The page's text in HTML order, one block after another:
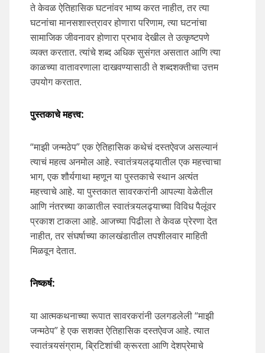
ते केवळ ऐतिहासिक घटनांवर भाष्य करत नाहीत, तर त्या
घटनांचा मानसशास्त्रावर होणारा परिणाम, त्या घटनांचा
सामाजिक जीवनावर होणारा प्रभाव देखील ते उत्कृष्टपणे
व्यक्त करतात. त्यांचे शब्द अधिक सुसंगत असतात आणि त्या
काळच्या वातावरणाला दाखवण्यासाठी ते शब्दशक्तीचा उत्तम
उपयोग करतात.
पुस्तकाचेमहत्त्व:
“माझी जन्मठेप” एक ऐतिहासिक कथेचं दस्तऐवज असल्यानं
त्याचं महत्व अनमोल आहे. स्वातंत्र्यलढ्यातील एक महत्त्वाचा
भाग, एक शौर्यगाथा म्हणून या पुस्तकाचे स्थान अत्यंत
महत्त्वाचे आहे. या पुस्तकात सावरकरांनी आपल्या वेळेतील
आणि नंतरच्या काळातील स्वातंत्र्यलढ्याच्या विविध पैलूंवर
प्रकाश टाकला आहे. आजच्या पिढीला ते केवळ प्रेरणा देत
नाहीत, तर संघर्षाच्या कालखंडातील तपशीलवार माहिती
मिळवून देतात.
निष्कर्ष:
या आत्मकथनाच्या रूपात सावरकरांनी उलगडलेली “माझी
जन्मठेप” हे एक सशक्त ऐतिहासिक दस्तऐवज आहे. त्यात
स्वातंत्र्यसंग्राम, ब्रिटिशांची क्रूरता आणि देशप्रेमाचे